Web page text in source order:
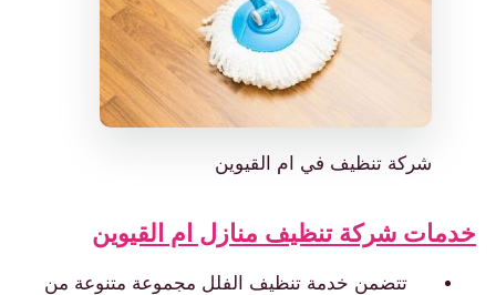
شركة تنظيف في ام القيوين
خدمات شركة تنظيف منازل ام القيوين
تتضمن خدمة تنظيف الفلل مجموعة متنوعة من